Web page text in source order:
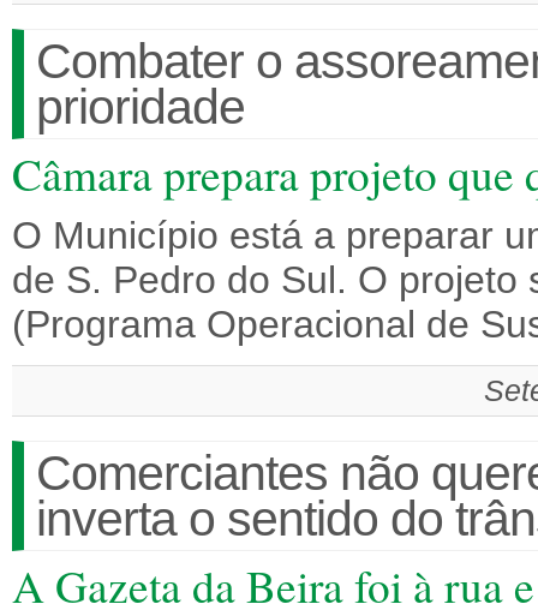
Combater o
prioridade
Câmara prepara projeto
O Município está a preparar
de S. Pedro do Sul. O projeto
(Programa Operacional de
Comerciantes não
inverta o sentido do
A Gazeta da Beira foi à rua